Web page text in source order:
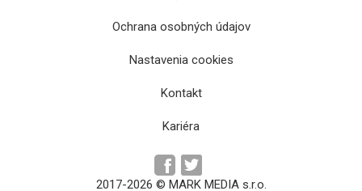
Ochrana osobných údajov
Nastavenia cookies
Kontakt
Kariéra
2017-2026 © MARK MEDIA s.r.o.